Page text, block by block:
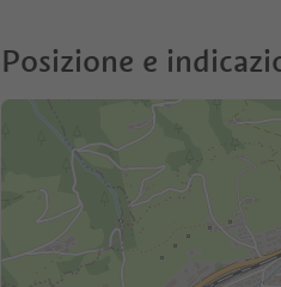
Posizione e